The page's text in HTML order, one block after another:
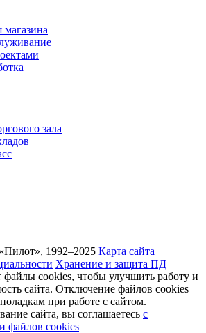
магазина
зала
1992–2025 Карта сайта
Хранение и защита ПД
файлы cookies, чтобы улучшить работу и
сайта. Отключение файлов cookies
при работе с сайтом.
сайта, вы соглашаетесь c
файлов cookies